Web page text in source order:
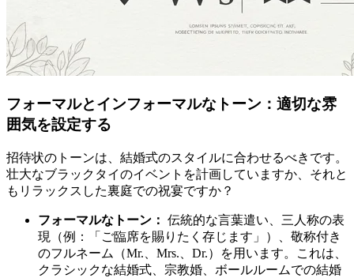
フォーマルとインフォーマルなトーン：適切な雰
囲気を設定する
招待状のトーンは、結婚式のスタイルに合わせるべきです。
壮大なブラックタイのイベントを計画していますか、それと
もリラックスした裏庭での祝宴ですか？
フォーマルなトーン： 伝統的な言葉遣い、三人称の表
現（例：「ご臨席を賜りたく存じます」）、敬称付き
のフルネーム（Mr.、Mrs.、Dr.）を用います。これは、
クラシックな結婚式、宗教婚、ボールルームでの結婚